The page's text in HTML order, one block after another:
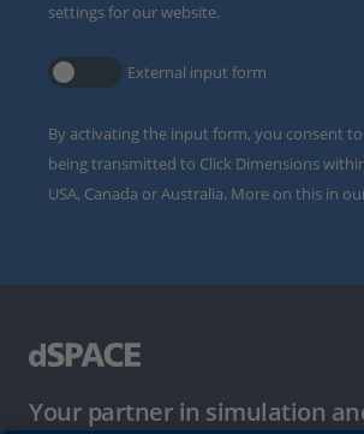
settings for our website.
External input form
By activating the input form, you consent
being transmitted to Click Dimensions
USA, Canada or Australia. More on this in
Your partner in simulation